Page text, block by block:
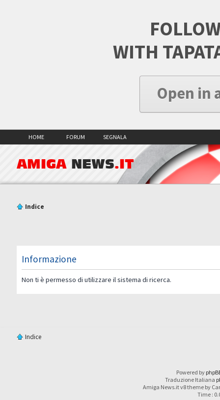
WITH
Open in
HOME FORUM SEGNALA
AMIGA NEWS.IT
Indice
Informazione
Non ti è permesso di utilizzare il sistema di ricerca.
Indice
Powered by
Traduzione Italiana
Amiga News.it v8 theme by
Time :